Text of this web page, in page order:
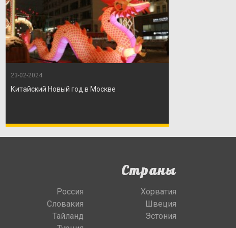
23-02-2024
Китайский Новый год в Москве
Страны
Россия
Словакия
Тайланд
Хорватия
Швеция
Эстония